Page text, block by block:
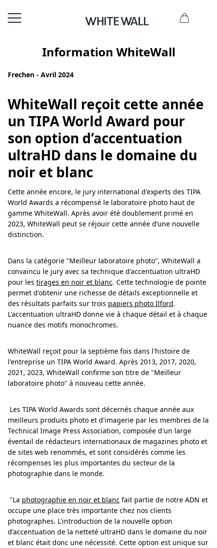
Information WhiteWall
Frechen - Avril 2024
WhiteWall reçoit cette année
un TIPA World Award pour
son option d’accentuation
ultraHD dans le domaine du
noir et blanc
Cette année encore, le jury international d'experts des TIPA
World Awards a récompensé le laboratoire photo haut de
gamme WhiteWall. Après avoir été doublement primé en
2023, WhiteWall peut se réjouir cette année d’une nouvelle
distinction.
Dans la catégorie "Meilleur laboratoire photo", WhiteWall a
convaincu le jury avec sa technique d'accentuation ultraHD
pour les tirages en noir et blanc. Cette technologie de pointe
permet d'obtenir une richesse de détails exceptionnelle et
des résultats parfaits sur trois papiers photo Ilford.
L'accentuation ultraHD donne vie à chaque détail et à chaque
nuance des motifs monochromes.
WhiteWall reçoit pour la septième fois dans l'histoire de
l'entreprise un TIPA World Award. Après 2013, 2017, 2020,
2021, 2023, WhiteWall confirme son titre de "Meilleur
laboratoire photo" à nouveau cette année.
Les TIPA World Awards sont décernés chaque année aux
meilleurs produits photo et d'imagerie par les membres de la
Technical Image Press Association, composée d'un large
éventail de rédacteurs internationaux de magazines photo et
de sites web renommés, et sont considérés comme les
récompenses les plus importantes du secteur de la
photographie dans le monde.
"La photographie en noir et blanc fait partie de notre ADN et
occupe une place très importante chez nos clients
photographes. L'introduction de la nouvelle option
d'accentuation de la netteté ultraHD dans le domaine du noir
et blanc était donc une nécessité. Cette option est unique sur